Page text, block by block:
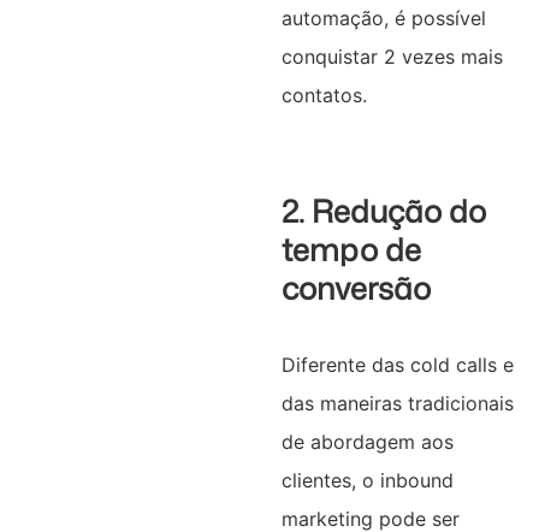
automação, é possível
conquistar 2 vezes mais
contatos.
2. Redução do
tempo de
conversão
Diferente das cold calls e
das maneiras tradicionais
de abordagem aos
clientes, o inbound
marketing pode ser